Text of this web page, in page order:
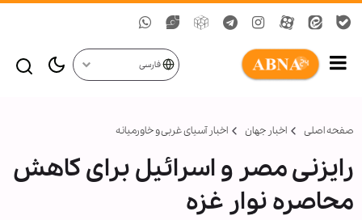
فارسی
صفحه اصلی اخبار جهان اخبار آسیای غربی و خاورمیانه
رایزنی مصر و اسرائیل برای کاهش
محاصره نوار غزه